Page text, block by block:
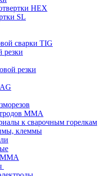
HEX
SL
сварки TIG
резки
резки
ММА
к сварочным горелкам
клеммы